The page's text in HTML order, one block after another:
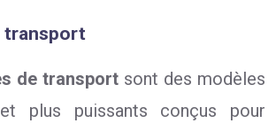
transport
de transport sont des modèles
plus puissants conçus pour